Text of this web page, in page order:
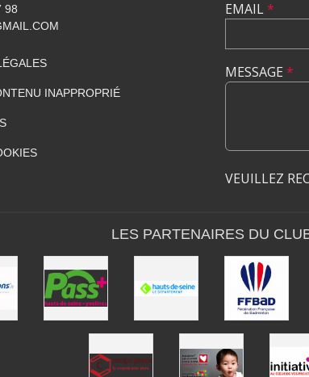
98
INAPPROPRIÉ
EMAIL*
MESSAGE *
VEUILLEZ
LES PARTENAIRES DU